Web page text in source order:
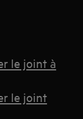
le joint à
le joint